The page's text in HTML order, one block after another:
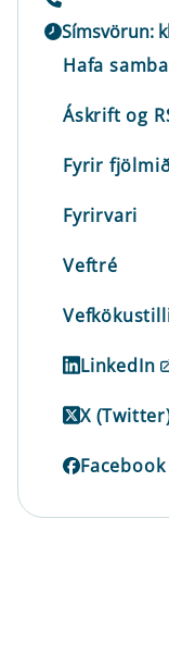
Símsvörun:
Hafa
Áskrift og
Fyrir
Fyrirvari
Veftré
LinkedIn
X
Facebook